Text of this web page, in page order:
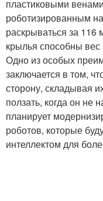
пластиковыми
роботизированным
раскрываться за 116
крылья способны вес
Одно из особых
заключается в том,
сторону, складывая
ползать, когда он не
планирует
роботов, которые
интеллектом для